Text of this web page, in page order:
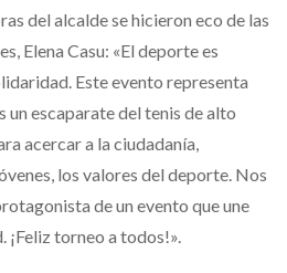
del alcalde se hicieron eco de las
Elena Casu: «El deporte es
Este evento representa
un escaparate del tenis de alto
acercar a la ciudadanía,
los valores del deporte. Nos
de un evento que une
torneo a todos!».